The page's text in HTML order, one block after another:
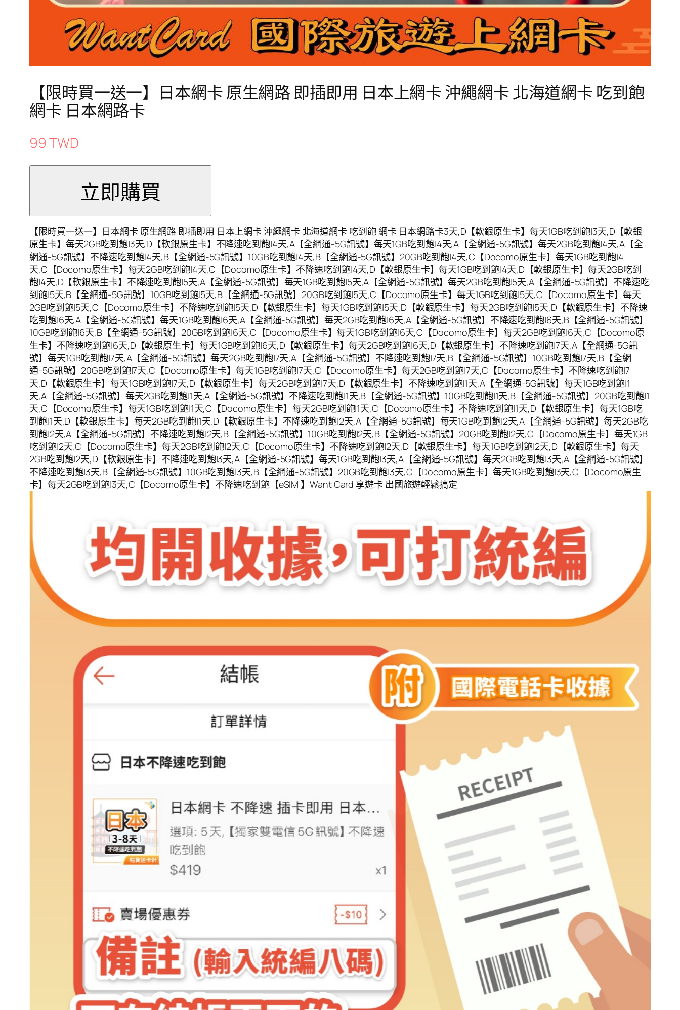
【限時買一送一】日本網卡 原生網路 即插即用 日本上網卡 沖繩網卡 北海道網卡 吃到飽
網卡 日本網路卡
99 TWD
【限時買一送一】日本網卡 原生網路 即插即用 日本上網卡 沖繩網卡 北海道網卡 吃到飽 網卡 日本網路卡3天,D【軟銀原生卡】每天1GB吃到飽|3天,D【軟銀
原生卡】每天2GB吃到飽|3天,D【軟銀原生卡】不降速吃到飽|4天,A【全網通-5G訊號】每天1GB吃到飽|4天,A【全網通-5G訊號】每天2GB吃到飽|4天,A【全
網通-5G訊號】不降速吃到飽|4天,B【全網通-5G訊號】10GB吃到飽|4天,B【全網通-5G訊號】20GB吃到飽|4天,C【Docomo原生卡】每天1GB吃到飽|4
天,C【Docomo原生卡】每天2GB吃到飽|4天,C【Docomo原生卡】不降速吃到飽|4天,D【軟銀原生卡】每天1GB吃到飽|4天,D【軟銀原生卡】每天2GB吃到
飽|4天,D【軟銀原生卡】不降速吃到飽|5天,A【全網通-5G訊號】每天1GB吃到飽|5天,A【全網通-5G訊號】每天2GB吃到飽|5天,A【全網通-5G訊號】不降速吃
到飽|5天,B【全網通-5G訊號】10GB吃到飽|5天,B【全網通-5G訊號】20GB吃到飽|5天,C【Docomo原生卡】每天1GB吃到飽|5天,C【Docomo原生卡】每天
2GB吃到飽|5天,C【Docomo原生卡】不降速吃到飽|5天,D【軟銀原生卡】每天1GB吃到飽|5天,D【軟銀原生卡】每天2GB吃到飽|5天,D【軟銀原生卡】不降速
吃到飽|6天,A【全網通-5G訊號】每天1GB吃到飽|6天,A【全網通-5G訊號】每天2GB吃到飽|6天,A【全網通-5G訊號】不降速吃到飽|6天,B【全網通-5G訊號】
10GB吃到飽|6天,B【全網通-5G訊號】20GB吃到飽|6天,C【Docomo原生卡】每天1GB吃到飽|6天,C【Docomo原生卡】每天2GB吃到飽|6天,C【Docomo原
生卡】不降速吃到飽|6天,D【軟銀原生卡】每天1GB吃到飽|6天,D【軟銀原生卡】每天2GB吃到飽|6天,D【軟銀原生卡】不降速吃到飽|7天,A【全網通-5G訊
號】每天1GB吃到飽|7天,A【全網通-5G訊號】每天2GB吃到飽|7天,A【全網通-5G訊號】不降速吃到飽|7天,B【全網通-5G訊號】10GB吃到飽|7天,B【全網
通-5G訊號】20GB吃到飽|7天,C【Docomo原生卡】每天1GB吃到飽|7天,C【Docomo原生卡】每天2GB吃到飽|7天,C【Docomo原生卡】不降速吃到飽|7
天,D【軟銀原生卡】每天1GB吃到飽|7天,D【軟銀原生卡】每天2GB吃到飽|7天,D【軟銀原生卡】不降速吃到飽|1天,A【全網通-5G訊號】每天1GB吃到飽|1
天,A【全網通-5G訊號】每天2GB吃到飽|1天,A【全網通-5G訊號】不降速吃到飽|1天,B【全網通-5G訊號】10GB吃到飽|1天,B【全網通-5G訊號】20GB吃到飽|1
天,C【Docomo原生卡】每天1GB吃到飽|1天,C【Docomo原生卡】每天2GB吃到飽|1天,C【Docomo原生卡】不降速吃到飽|1天,D【軟銀原生卡】每天1GB吃
到飽|1天,D【軟銀原生卡】每天2GB吃到飽|1天,D【軟銀原生卡】不降速吃到飽|2天,A【全網通-5G訊號】每天1GB吃到飽|2天,A【全網通-5G訊號】每天2GB吃
到飽|2天,A【全網通-5G訊號】不降速吃到飽|2天,B【全網通-5G訊號】10GB吃到飽|2天,B【全網通-5G訊號】20GB吃到飽|2天,C【Docomo原生卡】每天1GB
吃到飽|2天,C【Docomo原生卡】每天2GB吃到飽|2天,C【Docomo原生卡】不降速吃到飽|2天,D【軟銀原生卡】每天1GB吃到飽|2天,D【軟銀原生卡】每天
2GB吃到飽|2天,D【軟銀原生卡】不降速吃到飽|3天,A【全網通-5G訊號】每天1GB吃到飽|3天,A【全網通-5G訊號】每天2GB吃到飽|3天,A【全網通-5G訊號】
不降速吃到飽|3天,B【全網通-5G訊號】10GB吃到飽|3天,B【全網通-5G訊號】20GB吃到飽|3天,C【Docomo原生卡】每天1GB吃到飽|3天,C【Docomo原生
卡】每天2GB吃到飽|3天,C【Docomo原生卡】不降速吃到飽【eSIM 】Want Card 享遊卡 出國旅遊輕鬆搞定